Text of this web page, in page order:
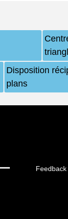
Disposition
plans
Feedback